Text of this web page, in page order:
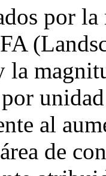
por
la
al
de